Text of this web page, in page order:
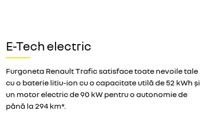
E-Tech electric
Furgoneta Renault Trafic satisface toate nevoile tale
cu o baterie litiu-ion cu o capacitate utilă de 52 kWh și
un motor electric de 90 kW pentru o autonomie de
până la 294 km*.